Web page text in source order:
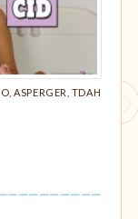
ASPERGER, TDAH